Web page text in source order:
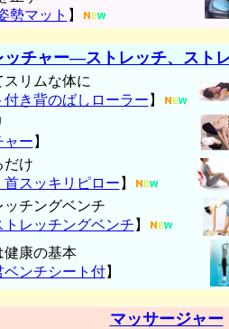
勢マット 】
ッチャー―ストレッチ、スト
スリムな体に
き背のばしローラー 】
ャー 】
だけ
首スッキリピロー 】
ッチングベンチ
トレッチングベンチ 】
健康の基本
ンチシート付】
マッサージャー